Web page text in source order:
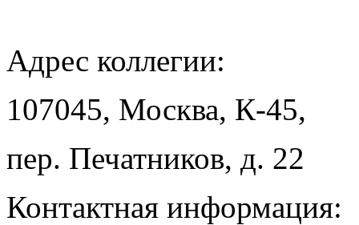
Адрес коллегии:
107045, Москва, К-45,
пер. Печатников, д. 22
Контактная информация: